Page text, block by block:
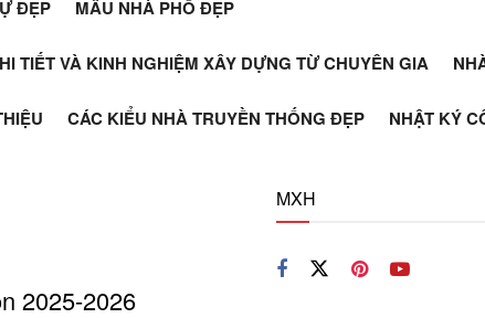
ĐẸP MẪU NHÀ PHỐ ĐẸP
TIẾT VÀ KINH NGHIỆM XÂY DỰNG TỪ CHUYÊN GIA
CÁC KIỂU NHÀ TRUYỀN THỐNG ĐẸP NHẬT KÝ
2025-2026
MXH